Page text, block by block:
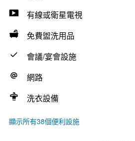
有線或衛星電視
免費盥洗用品
會議/宴會設施
網路
洗衣設備
顯示所有38個便利設施